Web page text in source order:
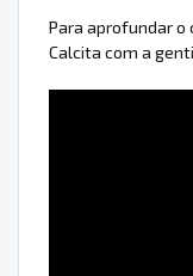
Para aprofundar
Calcita com a